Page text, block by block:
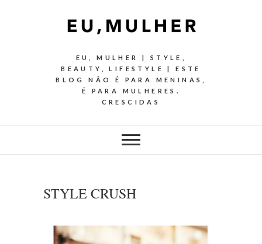
EU, MULHER | STYLE,
BEAUTY, LIFESTYLE | ESTE
BLOG NÃO É PARA MENINAS,
É PARA MULHERES.
CRESCIDAS
STYLE CRUSH